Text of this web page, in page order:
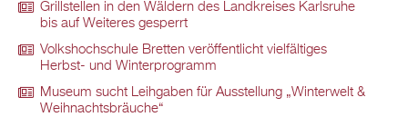
Grillstellen in den Wäldern des Landkreises Karlsruhe
bis auf Weiteres gesperrt
Volkshochschule Bretten veröffentlicht vielfältiges
Herbst- und Winterprogramm
Museum sucht Leihgaben für Ausstellung „Winterwelt &
Weihnachtsbräuche“